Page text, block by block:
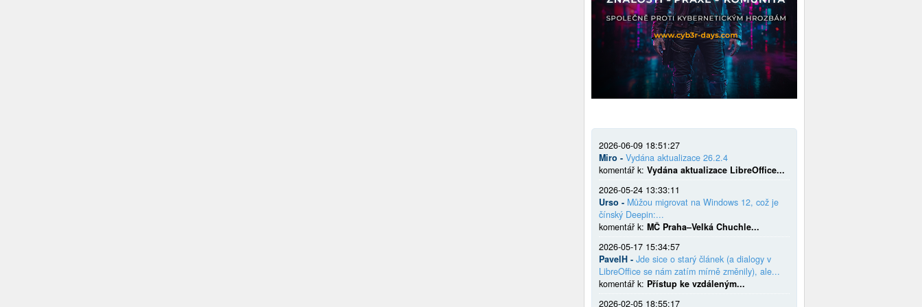
2026-06-09 18:51:27
Miro - Vydána aktualizace 26.2.4
komentář k: Vydána aktualizace LibreOffice...
2026-05-24 13:33:11
Urso - Můžou migrovat na Windows 12, což je
čínský Deepin:...
komentář k: MČ Praha–Velká Chuchle...
2026-05-17 15:34:57
PavelH - Jde sice o starý článek (a dialogy v
LibreOffice se nám zatím mírně změnily), ale...
komentář k: Přístup ke vzdáleným...
2026-02-05 18:55:17